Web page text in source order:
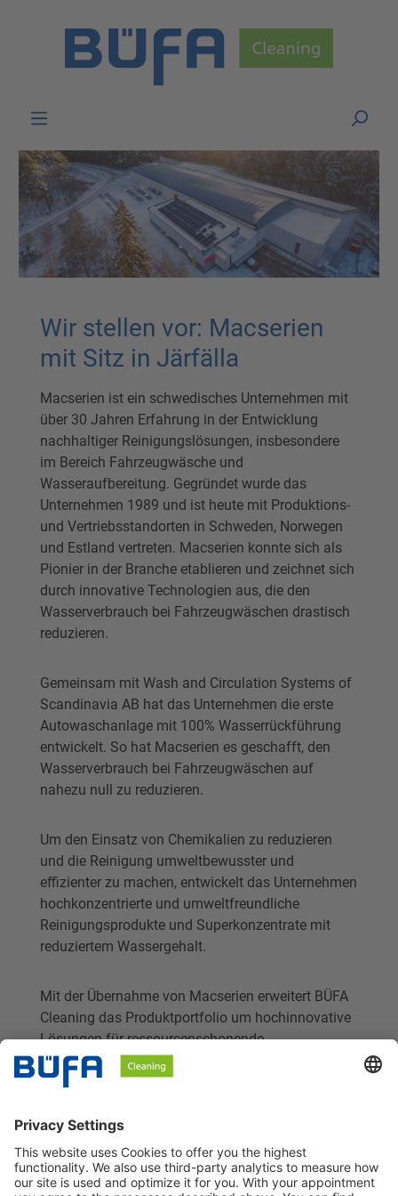
Wir stellen vor: Macserien
mit Sitz in Järfälla
Macserien ist ein schwedisches Unternehmen mit
über 30 Jahren Erfahrung in der Entwicklung
nachhaltiger Reinigungslösungen, insbesondere
im Bereich Fahrzeugwäsche und
Wasseraufbereitung. Gegründet wurde das
Unternehmen 1989 und ist heute mit Produktions-
und Vertriebsstandorten in Schweden, Norwegen
und Estland vertreten. Macserien konnte sich als
Pionier in der Branche etablieren und zeichnet sich
durch innovative Technologien aus, die den
Wasserverbrauch bei Fahrzeugwäschen drastisch
reduzieren.
Gemeinsam mit Wash and Circulation Systems of
Scandinavia AB hat das Unternehmen die erste
Autowaschanlage mit 100% Wasserrückführung
entwickelt. So hat Macserien es geschafft, den
Wasserverbrauch bei Fahrzeugwäschen auf
nahezu null zu reduzieren.
Um den Einsatz von Chemikalien zu reduzieren
und die Reinigung umweltbewusster und
effizienter zu machen, entwickelt das Unternehmen
hochkonzentrierte und umweltfreundliche
Reinigungsprodukte und Superkonzentrate mit
reduziertem Wassergehalt.
Mit der Übernahme von Macserien erweitert BÜFA
Cleaning das Produktportfolio um hochinnovative
Lösungen für ressourcenschonende
Fahrzeugreinigung. MacSeriens Expertise in der
Wasseraufbereitung ergänzt unserer
nachhaltige Lösungen und zukunftsweisende
Produkte anbieten können.